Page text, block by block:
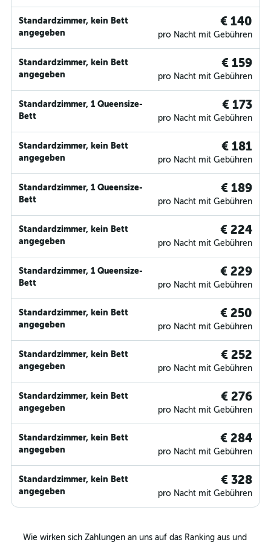
Standardzimmer, kein Bett
angegeben
€ 140
pro Nacht mit Gebühren
Standardzimmer, kein Bett
angegeben
€ 159
pro Nacht mit Gebühren
Standardzimmer, 1 Queensize-
Bett
€ 173
pro Nacht mit Gebühren
Standardzimmer, kein Bett
angegeben
€ 181
pro Nacht mit Gebühren
Standardzimmer, 1 Queensize-
Bett
€ 189
pro Nacht mit Gebühren
Standardzimmer, kein Bett
angegeben
€ 224
pro Nacht mit Gebühren
Standardzimmer, 1 Queensize-
Bett
€ 229
pro Nacht mit Gebühren
Standardzimmer, kein Bett
angegeben
€ 250
pro Nacht mit Gebühren
Standardzimmer, kein Bett
angegeben
€ 252
pro Nacht mit Gebühren
Standardzimmer, kein Bett
angegeben
€ 276
pro Nacht mit Gebühren
Standardzimmer, kein Bett
angegeben
€ 284
pro Nacht mit Gebühren
Standardzimmer, kein Bett
angegeben
€ 328
pro Nacht mit Gebühren
Wie wirken sich Zahlungen an uns auf das Ranking aus und